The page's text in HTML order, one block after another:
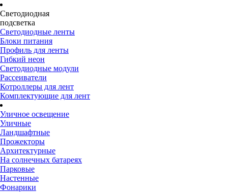
Светодиодная
подсветка
Светодиодные ленты
Блоки питания
Профиль для ленты
Гибкий неон
Светодиодные модули
Рассеиватели
Котроллеры для лент
Комплектующие для лент
Уличное освещение
Уличные
Ландшафтные
Прожекторы
Архитектурные
На солнечных батареях
Парковые
Настенные
Фонарики